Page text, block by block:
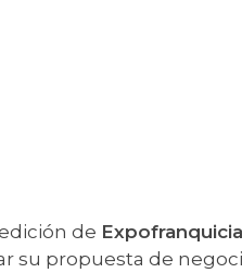
de Expofranquicia
su propuesta de